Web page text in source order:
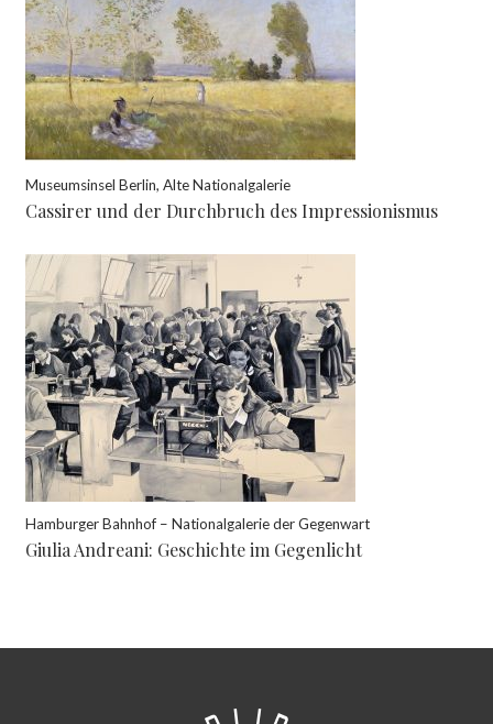
Museumsinsel Berlin, Alte Nationalgalerie
Cassirer und der Durchbruch des Impressionismus
Hamburger Bahnhof – Nationalgalerie der Gegenwart
Giulia Andreani: Geschichte im Gegenlicht